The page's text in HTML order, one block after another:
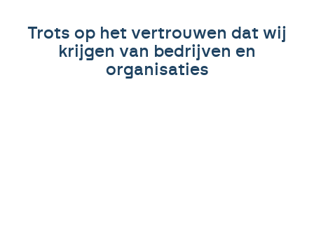
Trots op het vertrouwen dat wij
krijgen van bedrijven en
organisaties